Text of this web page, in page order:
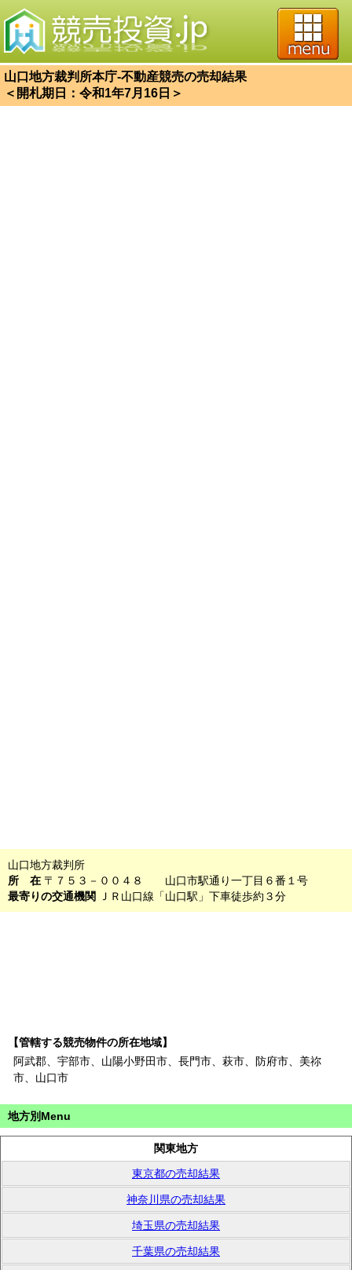
山口地方裁判所本庁-不動産競売の売却結果
＜開札期日：令和1年7月16日＞
山口地方裁判所
所 在 〒７５３－００４８ 山口市駅通り一丁目６番１号
最寄りの交通機関 ＪＲ山口線「山口駅」下車徒歩約３分
【管轄する競売物件の所在地域】
阿武郡、宇部市、山陽小野田市、長門市、萩市、防府市、美祢
市、山口市
地方別Menu
関東地方
東京都の売却結果
神奈川県の売却結果
埼玉県の売却結果
千葉県の売却結果